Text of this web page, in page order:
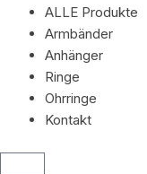
ALLE Produkte
Armbänder
Anhänger
Ringe
Ohrringe
Kontakt